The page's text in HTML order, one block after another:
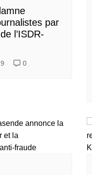
par
l’ISDR-
0